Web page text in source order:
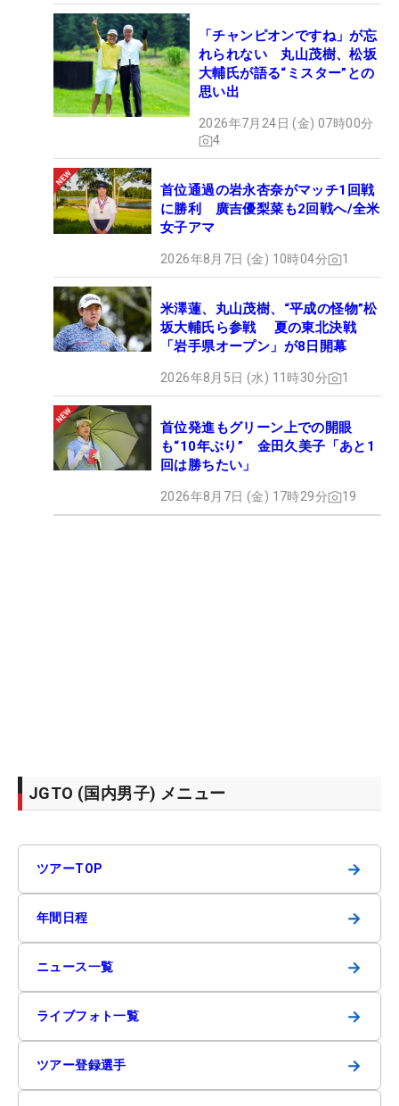
「チャンピオンですね」が忘
れられない 丸山茂樹、松坂
大輔氏が語る“ミスター”との
思い出
2026年7月24日 (金) 07時00分
4
首位通過の岩永杏奈がマッチ1回戦
に勝利 廣吉優梨菜も2回戦へ/全米
女子アマ
2026年8月7日 (金) 10時04分 1
米澤蓮、丸山茂樹、“平成の怪物”松
坂大輔氏ら参戦 夏の東北決戦
「岩手県オープン」が8日開幕
2026年8月5日 (水) 11時30分 1
首位発進もグリーン上での開眼
も“10年ぶり” 金田久美子「あと1
回は勝ちたい」
2026年8月7日 (金) 17時29分 19
JGTO (国内男子) メニュー
ツアーTOP →
年間日程 →
ニュース一覧 →
ライブフォト一覧 →
ツアー登録選手 →